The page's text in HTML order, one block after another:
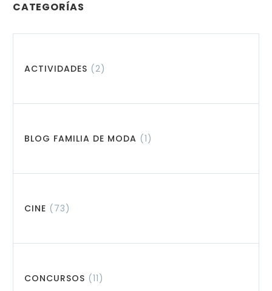
CATEGORÍAS
ACTIVIDADES (2)
BLOG FAMILIA DE MODA (1)
CINE (73)
CONCURSOS (11)